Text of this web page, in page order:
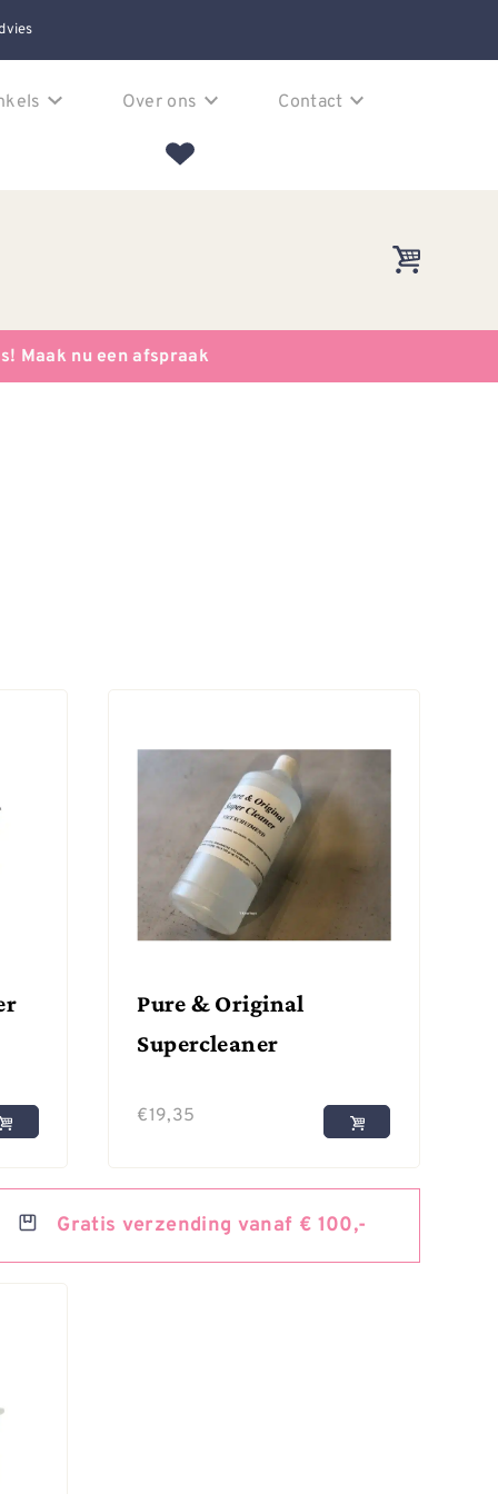
Over ons Contact
Maak nu een afspraak
Pure & Original
Supercleaner
€19,35
Gratis verzending vanaf € 100,-